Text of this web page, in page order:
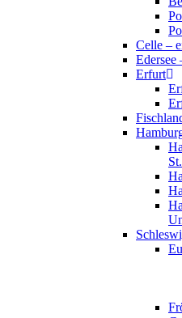
Celle –
Edersee
Erfurt